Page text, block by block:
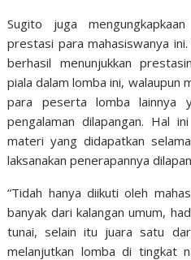
Sugito juga
prestasi para mahasiswanya ini.
berhasil menunjukkan
piala dalam lomba ini, walaupun
para peserta lomba lainnya
pengalaman dilapangan. Hal
materi yang didapatkan
laksanakan penerapannya
“Tidah hanya diikuti oleh
banyak dari kalangan umum,
tunai, selain itu juara satu
melanjutkan lomba di tingkat